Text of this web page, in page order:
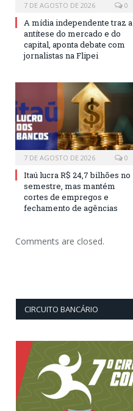
7 DE AGOSTO DE 2026 0
A mídia independente traz a
antítese do mercado e do
capital, aponta debate com
jornalistas na Flipei
7 DE AGOSTO DE 2026 0
Itaú lucra R$ 24,7 bilhões no
semestre, mas mantém
cortes de empregos e
fechamento de agências
Comments are closed.
CIRCUITO BANCÁRIO